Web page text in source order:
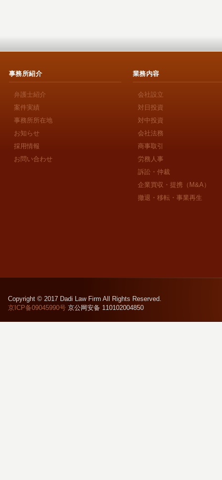
事務所紹介
弁護士紹介
案件実績
事務所所在地
お知らせ
採用情報
お問い合わせ
業務内容
会社設立
対日投資
対中投資
会社法務
商事取引
労務人事
訴訟・仲裁
企業買収・提携（M&A）
撤退・移転・事業再生
Copyright © 2017 Dadi Law Firm All Rights Reserved.
京ICP备09045990号京公网安备 110102004850